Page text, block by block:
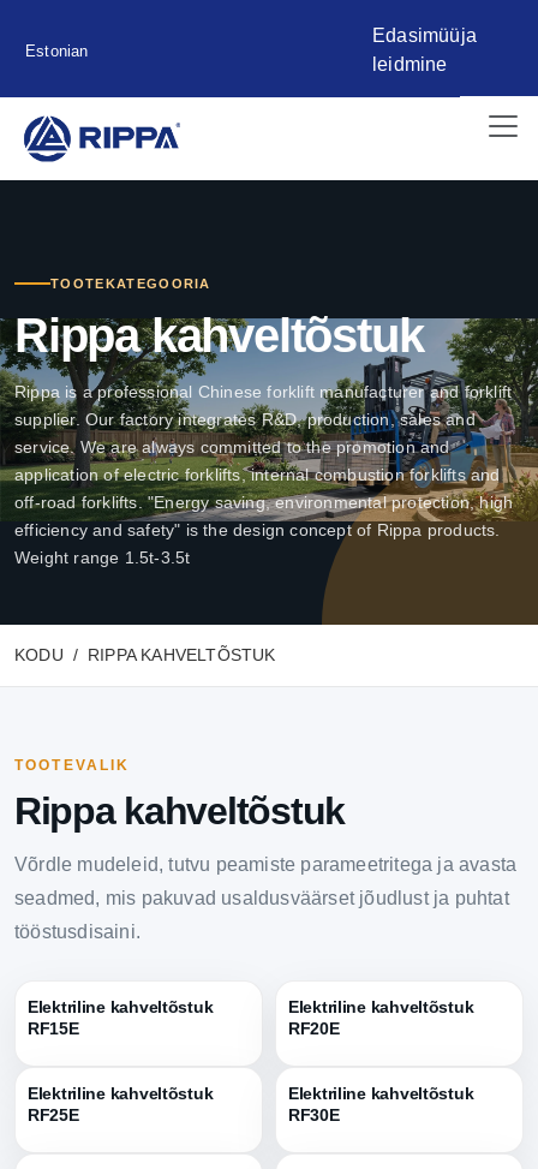
Estonian
Edasimüüja
leidmine
TOOTEKATEGOORIA
Rippa kahveltõstuk
Rippa is a professional Chinese forklift manufacturer and forklift
supplier. Our factory integrates R&D, production, sales and
service. We are always committed to the promotion and
application of electric forklifts, internal combustion forklifts and
off-road forklifts. "Energy saving, environmental protection, high
efficiency and safety" is the design concept of Rippa products.
Weight range 1.5t-3.5t
KODU RIPPA KAHVELTÕSTUK
TOOTEVALIK
Rippa kahveltõstuk
Võrdle mudeleid, tutvu peamiste parameetritega ja avasta
seadmed, mis pakuvad usaldusväärset jõudlust ja puhtat
tööstusdisaini.
Elektriline kahveltõstuk
RF15E
Elektriline kahveltõstuk
RF20E
Elektriline kahveltõstuk
RF25E
Elektriline kahveltõstuk
RF30E